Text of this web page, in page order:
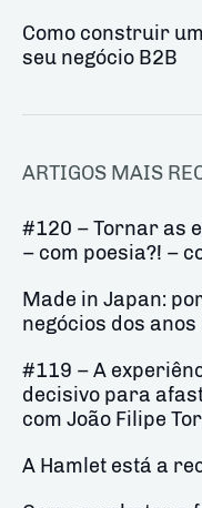
Como construir
seu negócio B2B
ARTIGOS MAIS
#120 – Tornar as
– com poesia?! –
Made in Japan:
negócios dos anos
#119 – A
decisivo para
com João Filipe
A Hamlet está a